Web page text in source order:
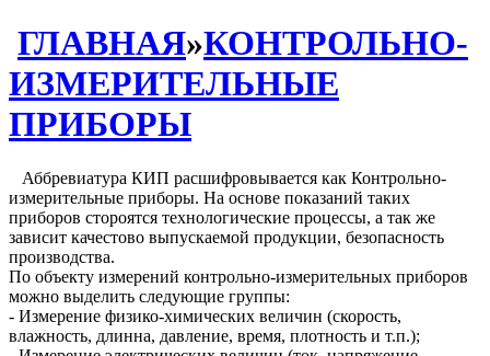
ГЛАВНАЯ»КОНТРОЛЬНО-
ИЗМЕРИТЕЛЬНЫЕ
ПРИБОРЫ
Аббревиатура КИП расшифровывается как Контрольно-
измерительные приборы. На основе показаний таких
приборов стороятся технологические процессы, а так же
зависит качестово выпускаемой продукции, безопасность
производства.
По объекту измерений контрольно-измерительных приборов
можно выделить следующие группы:
- Измерение физико-химических величин (скорость,
влажность, длинна, давление, время, плотность и т.п.);